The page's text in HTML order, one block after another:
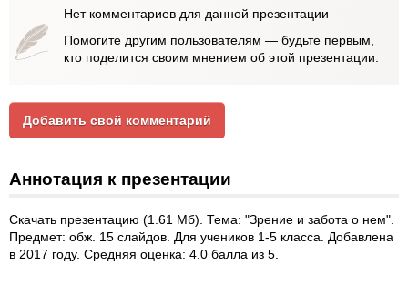
Нет комментариев для данной презентации
Помогите другим пользователям — будьте первым,
кто поделится своим мнением об этой презентации.
Добавить свой комментарий
Аннотация к презентации
Скачать презентацию (1.61 Мб). Тема: "Зрение и забота о нем".
Предмет: обж. 15 слайдов. Для учеников 1-5 класса. Добавлена
в 2017 году. Средняя оценка: 4.0 балла из 5.